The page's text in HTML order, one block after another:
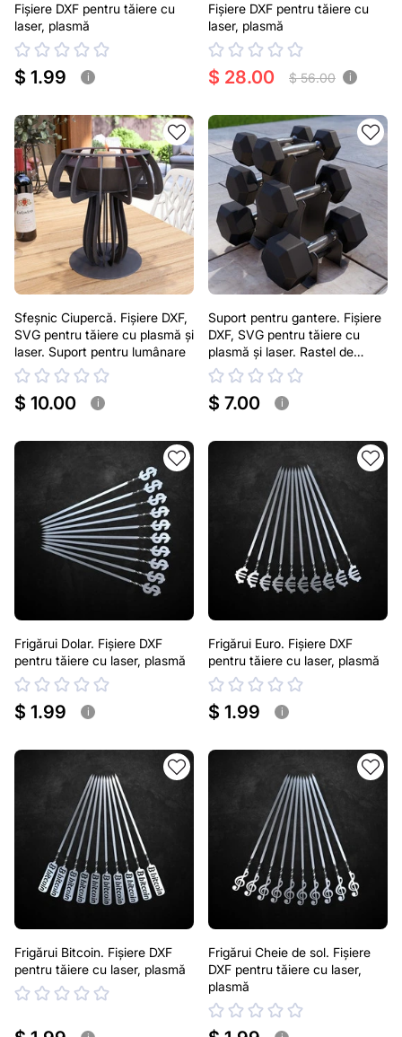
Fișiere DXF pentru tăiere cu
laser, plasmă
$ 1.99 i
Fișiere DXF pentru tăiere cu
laser, plasmă
$ 28.00 $ 56.00 i
Sfeșnic Ciupercă. Fișiere DXF,
SVG pentru tăiere cu plasmă și
laser. Suport pentru lumânare
$ 10.00 i
Suport pentru gantere. Fișiere
DXF, SVG pentru tăiere cu
plasmă și laser. Rastel de
gantere
$ 7.00 i
Frigărui Dolar. Fișiere DXF
pentru tăiere cu laser, plasmă
$ 1.99 i
Frigărui Euro. Fișiere DXF
pentru tăiere cu laser, plasmă
$ 1.99 i
Frigărui Bitcoin. Fișiere DXF
pentru tăiere cu laser, plasmă
Frigărui Cheie de sol. Fișiere
DXF pentru tăiere cu laser,
plasmă